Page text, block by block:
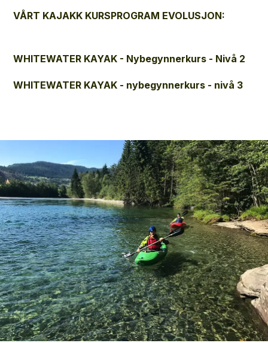
VÅRT KAJAKK KURSPROGRAM EVOLUSJON:
WHITEWATER KAYAK - Nybegynnerkurs - Nivå 2
WHITEWATER KAYAK - nybegynnerkurs - nivå 3